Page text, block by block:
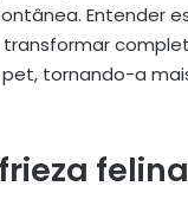
Entender
tornando-a
felina